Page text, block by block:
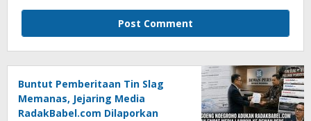
Buntut Pemberitaan Tin Slag
Memanas, Jejaring Media
RadakBabel.com Dilaporkan